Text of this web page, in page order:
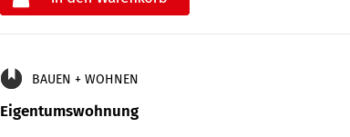
BAUEN + WOHNEN
Eigentumswohnung